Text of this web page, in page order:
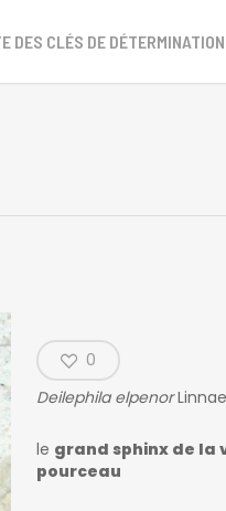
DES CLÉS DE DÉTERMINATION
0
Deilephila elpenor
le grand sphinx de la
pourceau